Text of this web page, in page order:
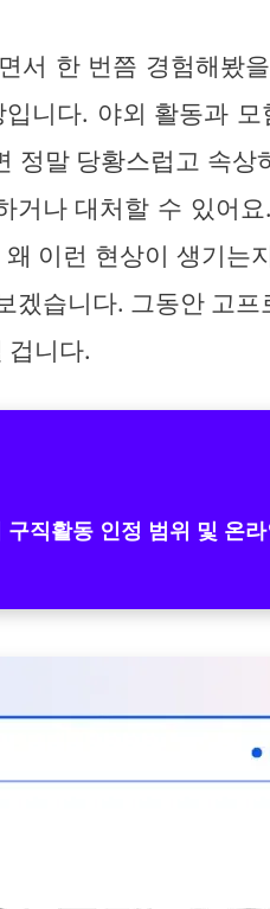
서 한 번쯤 경험해봤
입니다. 야외 활동과
정말 당황스럽고 속상
거나 대처할 수 있어요
왜 이런 현상이 생기는
겠습니다. 그동안 고
겁니다.
구직활동 인정 범위 및 온